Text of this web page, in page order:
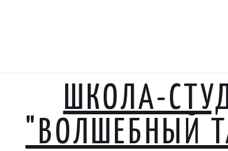
ШКОЛА-
"ВОЛШЕБНЫЙ